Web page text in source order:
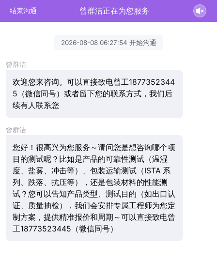
结束沟通 曾群洁正在为您服务
2026-08-08 06:27:54 开始沟通
曾群洁
欢迎您来咨询。可以直接致电曾工1877352344
5（微信同号）或者留下您的联系方式，我们后
续有人联系您
曾群洁
您好！很高兴为您服务～请问您是想咨询哪个项
目的测试呢？比如是产品的可靠性测试（温湿
度、盐雾、冲击等）、包装运输测试（ISTA 系
列、跌落、抗压等），还是包装材料的性能测
试？您可以告知产品类型、测试目的（如出口认
证、质量抽检），我们会安排专属工程师为您定
制方案，提供精准报价和周期～可以直接致电曾
工18773523445（微信同号）